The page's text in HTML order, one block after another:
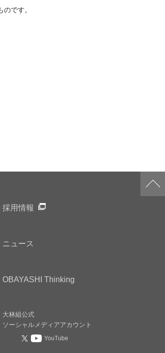
です。
採用情報
ニュース
OBAYASHI Thinking
大林組公式
ソーシャルメディアアカウント
YouTube